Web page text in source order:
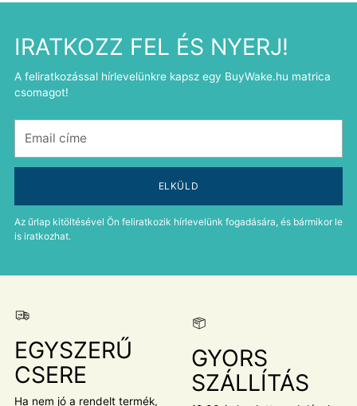
IRATKOZZ FEL ÉS NYERJ!
A feliratkozással hírlevelünkre kapsz egy BuyWake.hu matrica
csomagot!
címe
ELKÜLD
Az űrlap kitöltésével Ön feliratkozik hírlevelünk fogadására, és bármikor le
is iratkozhat.
EGYSZERŰ
CSERE
Ha nem jó a rendelt termék,
GYORS
SZÁLLÍTÁS